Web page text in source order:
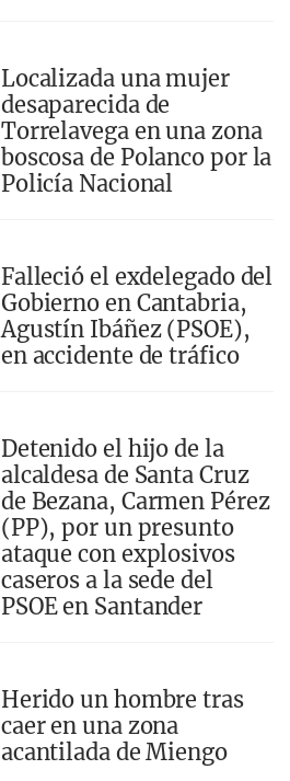
Localizada una mujer
desaparecida de
Torrelavega en una zona
boscosa de Polanco por la
Policía Nacional
Falleció el exdelegado del
Gobierno en Cantabria,
Agustín Ibáñez (PSOE),
en accidente de tráfico
Detenido el hijo de la
alcaldesa de Santa Cruz
de Bezana, Carmen Pérez
(PP), por un presunto
ataque con explosivos
caseros a la sede del
PSOE en Santander
Herido un hombre tras
caer en una zona
acantilada de Miengo